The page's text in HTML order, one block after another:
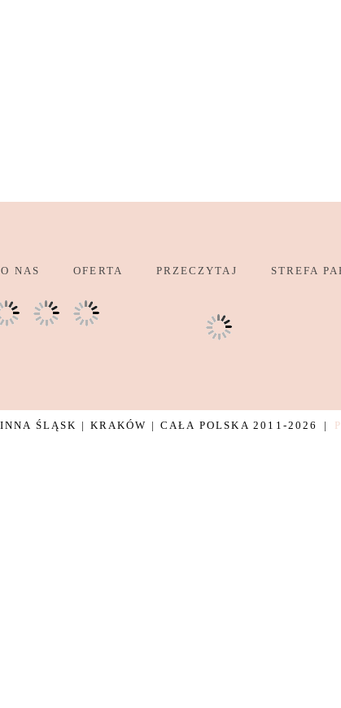
O NAS OFERTA PRZECZYTAJ STREFA
ŚLĄSK | KRAKÓW | CAŁA POLSKA 2011-2026 |